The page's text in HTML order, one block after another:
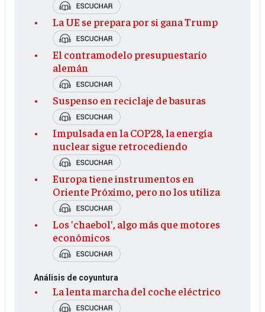
La UE se prepara por si gana Trump
El contramodelo presupuestario
alemán
Suspenso en reciclaje de basuras
Impulsada en la COP28, la energía
nuclear sigue retrocediendo
Europa tiene instrumentos en
Oriente Próximo, pero no los utiliza
Los 'chaebol', algo más que motores
económicos
Análisis de coyuntura
La lenta marcha del coche eléctrico